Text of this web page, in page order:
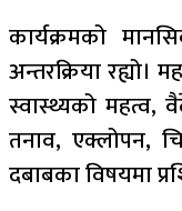
कार्यक्रमको
अन्तरक्रिया
स्वास्थ्यको महत्व,
तनाव, एक्लोपन,
दबाबका विषयमा